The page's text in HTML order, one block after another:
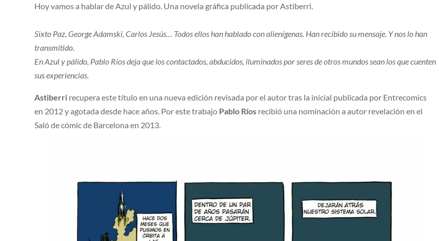
Hoy vamos a hablar de Azul y pálido. Una novela gráfica publicada por Astiberri.
Sixto Paz, George Adamski, Carlos Jesús… Todos ellos han hablado con alienígenas. Han recibido su mensaje. Y nos lo han
transmitido.
En Azul y pálido, Pablo Ríos deja que los contactados, abducidos, iluminados por seres de otros mundos sean los que cuenten
sus experiencias.
Astiberri recupera este título en una nueva edición revisada por el autor tras la inicial publicada por Entrecomics
en 2012 y agotada desde hace años. Por este trabajo Pablo Ríos recibió una nominación a autor revelación en el
Saló de cómic de Barcelona en 2013.